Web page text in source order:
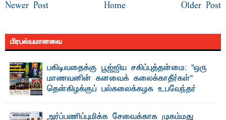
Newer Post Older Post
Home
பிரபல்யமானவை
பகிடிவதைக்கு பூஜ்ஜிய சகிப்புத்தன்மை: "ஒரு
மாணவனின் கனவைக் கலைக்காதீர்கள்" –
தென்கிழக்குப் பல்கலைக்கழக உபவேந்தர்
"ஒ ரு மாணவனின் அல்லது மாணவியின் கனவு என்னால்
அர்ப்பணிப்புமிக்க சேவைக்காக முகம்மது